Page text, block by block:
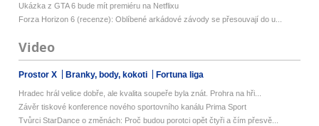
Ukázka z GTA 6 bude mít premiéru na Netflixu
Forza Horizon 6 (recenze): Oblíbené arkádové závody se přesouvají do u...
Video
Prostor X Branky, body, kokoti Fortuna liga
Hradec hrál velice dobře, ale kvalita soupeře byla znát. Prohra na hři...
Závěr tiskové konference nového sportovního kanálu Prima Sport
Tvůrci StarDance o změnách: Proč budou porotci opět čtyři a čím přesvě...